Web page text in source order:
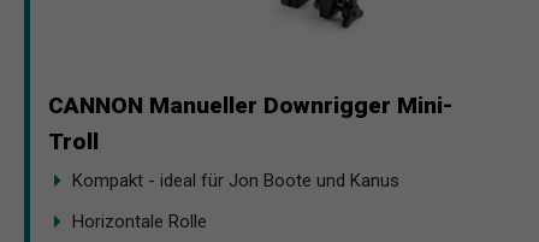
CANNON Manueller Downrigger Mini-
Troll
Kompakt - ideal für Jon Boote und Kanus
Horizontale Rolle